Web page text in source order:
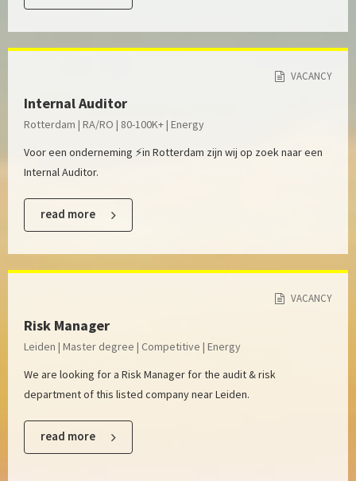
VACANCY
Internal Auditor
Rotterdam | RA/RO | 80-100K+ | Energy
Voor een onderneming ⚡️in Rotterdam zijn wij op zoek naar een
Internal Auditor.
read more
VACANCY
Risk Manager
Leiden | Master degree | Competitive | Energy
We are looking for a Risk Manager for the audit & risk
department of this listed company near Leiden.
read more